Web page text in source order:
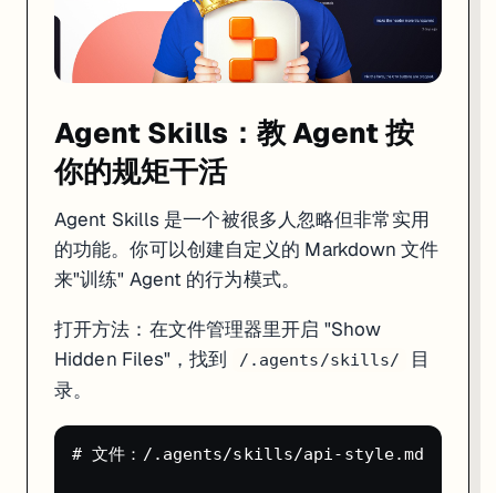
- 所有 API response 用 { code, data, message } 格式
- HTTP 状态码严格遵循 RESTful 规范
- 所有用户输入必须做 sanitize
- SQL 查询必须用参数化查询，禁止字符串拼接
- 敏感数据（密码、token）禁止出现在日志里
- ORM 用 Drizzle，不要用 Prisma
- 路由用 Express，不要用 Fastify
创建 Skill 后，Agent 在后续开发中会自动遵循这些规则。
两种 Skill 策略：
提前定义型 ：开工前就把代码规范、框架偏好写好，Agent 从一
踩坑修复型
Credits 省钱策略
Agent Skills：教 Agent 按
你的规矩干活
Agent Skills 是一个被很多人忽略但非常实用
的功能。你可以创建自定义的 Markdown 文件
来"训练" Agent 的行为模式。
打开方法：在文件管理器里开启 "Show
Hidden Files"，找到
/.agents/skills/
目
录。
# 文件：/.agents/skills/api-style.md